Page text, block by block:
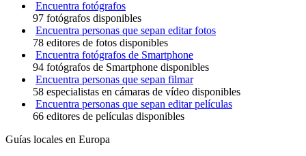
Encuentra fotógrafos
97 fotógrafos disponibles
Encuentra personas que sepan editar fotos
78 editores de fotos disponibles
Encuentra fotógrafos de Smartphone
94 fotógrafos de Smartphone disponibles
Encuentra personas que sepan filmar
58 especialistas en cámaras de vídeo disponibles
Encuentra personas que sepan editar películas
66 editores de películas disponibles
Guías locales en Europa